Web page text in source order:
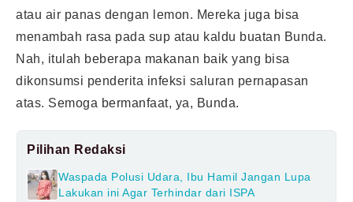
atau air panas dengan lemon. Mereka juga bisa
menambah rasa pada sup atau kaldu buatan Bunda.
Nah, itulah beberapa makanan baik yang bisa
dikonsumsi penderita infeksi saluran pernapasan
atas. Semoga bermanfaat, ya, Bunda.
Pilihan Redaksi
Waspada Polusi Udara, Ibu Hamil Jangan Lupa
Lakukan ini Agar Terhindar dari ISPA